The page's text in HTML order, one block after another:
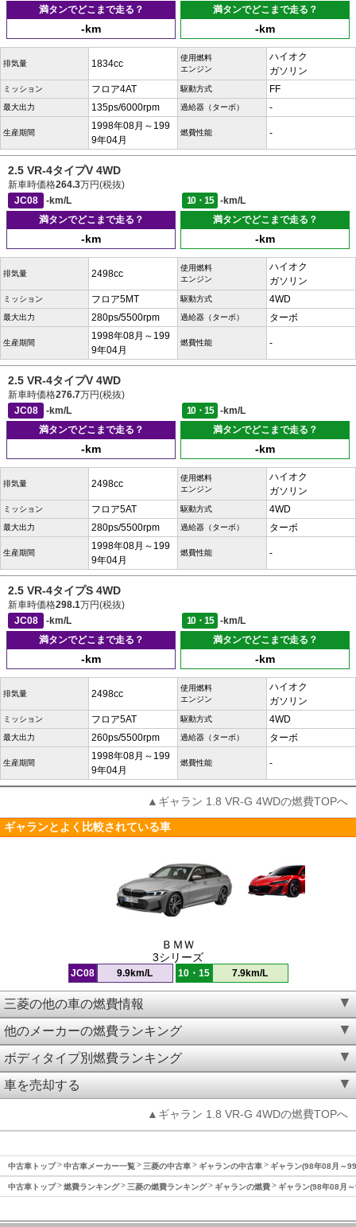
満タンでどこまで走る？
-km
満タンでどこまで走る？
-km
排気量 1834cc
使用燃料
エンジン
ハイオク
ガソリン
ミッション フロア4AT 駆動方式 FF
最大出力 135ps/6000rpm 過給器（ターボ） -
生産期間
1998年08月～199
9年04月
燃費性能 -
2.5 VR-4タイプV 4WD
新車時価格264.3万円(税抜)
JC08
-km/L 10・15
-km/L
満タンでどこまで走る？
-km
満タンでどこまで走る？
-km
排気量 2498cc
使用燃料
エンジン
ハイオク
ガソリン
ミッション フロア5MT 駆動方式 4WD
最大出力 280ps/5500rpm 過給器（ターボ） ターボ
生産期間
1998年08月～199
9年04月
燃費性能 -
2.5 VR-4タイプV 4WD
新車時価格276.7万円(税抜)
JC08
-km/L 10・15
-km/L
満タンでどこまで走る？
-km
満タンでどこまで走る？
-km
排気量 2498cc
使用燃料
エンジン
ハイオク
ガソリン
ミッション フロア5AT 駆動方式 4WD
最大出力 280ps/5500rpm 過給器（ターボ） ターボ
生産期間
1998年08月～199
9年04月
燃費性能 -
2.5 VR-4タイプS 4WD
新車時価格298.1万円(税抜)
JC08
-km/L 10・15
-km/L
満タンでどこまで走る？
-km
満タンでどこまで走る？
-km
排気量 2498cc
使用燃料
エンジン
ハイオク
ガソリン
ミッション フロア5AT 駆動方式 4WD
最大出力 260ps/5500rpm 過給器（ターボ） ターボ
生産期間
1998年08月～199
9年04月
燃費性能 -
▲ギャラン 1.8 VR-G 4WDの燃費TOPへ
ギャランとよく比較されている車
ＢＭＷ
3シリーズ
JC08 9.9km/L 10・15 7.9km/L
三菱の他の車の燃費情報
他のメーカーの燃費ランキング
ボディタイプ別燃費ランキング
車を売却する
▲ギャラン 1.8 VR-G 4WDの燃費TOPへ
中古車トップ 中古車メーカー一覧 三菱の中古車 ギャランの中古車 ギャラン(98年08月～
中古車トップ 燃費ランキング 三菱の燃費ランキング ギャランの燃費 ギャラン(98年08月